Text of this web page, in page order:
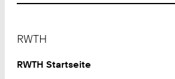
RWTH
RWTH Startseite